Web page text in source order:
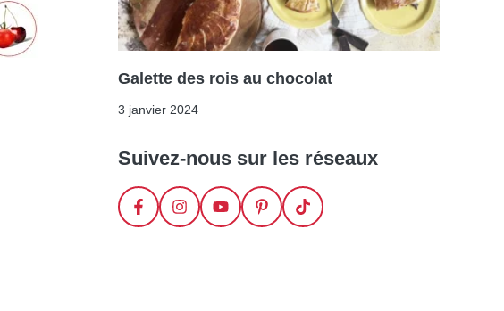
Galette des rois au chocolat
3 janvier 2024
Suivez-nous sur les réseaux